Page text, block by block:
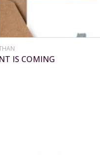
IS COMING